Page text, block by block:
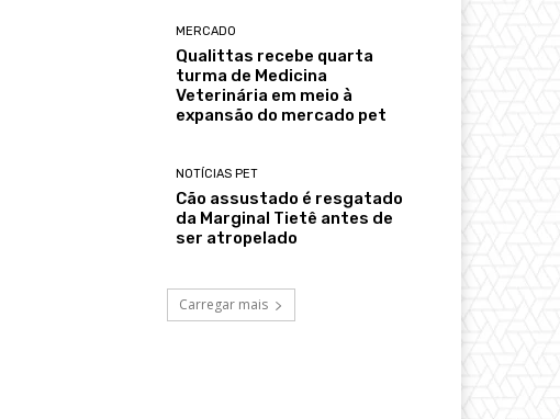
MERCADO
Qualittas recebe quarta
turma de Medicina
Veterinária em meio à
expansão do mercado pet
NOTÍCIAS PET
Cão assustado é resgatado
da Marginal Tietê antes de
ser atropelado
Carregar mais